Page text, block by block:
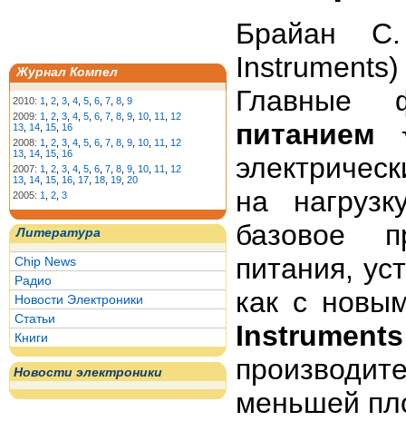
Журнал Компел
2010: 1 2 3 4 5 6 7 8 9
2009: 1 2 3 4 5 6 7 8 9 10 11
12
13 14 15 16
2008: 1 2 3 4 5 6 7 8 9 10 11
12
13 14 15 16
2007: 1 2 3 4 5 6 7 8 9 10 11
12
13 14 15 16 17 18 19 20
2005: 1 2 3
Литература
Chip News
Радио
Новости Электроники
Статьи
Книги
Новости электроники
Брайан
Instruments)
питанием
на
базовое
питания,
как с
Instruments
меньшей